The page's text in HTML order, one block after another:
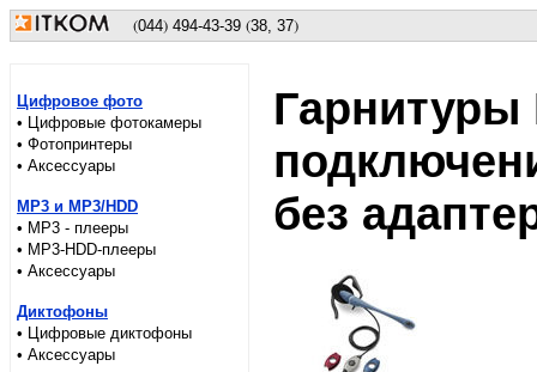
(044) 494-43-39 (38, 37)
Цифровое фото
• Цифровые фотокамеры
• Фотопринтеры
• Аксессуары
MP3 и MP3/HDD
• MP3 - плееры
• MP3-HDD-плееры
• Аксессуары
Диктофоны
• Цифровые диктофоны
• Аксессуары
Гарнитуры
без